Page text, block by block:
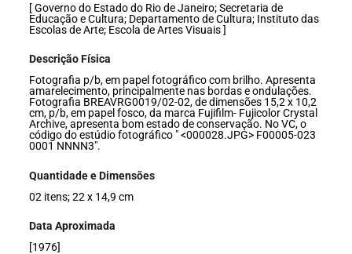
[ Governo do Estado do Rio de Janeiro; Secretaria de
Educação e Cultura; Departamento de Cultura; Instituto das
Escolas de Arte; Escola de Artes Visuais ]
Descrição Física
Fotografia p/b, em papel fotográfico com brilho. Apresenta
amarelecimento, principalmente nas bordas e ondulações.
Fotografia BREAVRG0019/02-02, de dimensões 15,2 x 10,2
cm, p/b, em papel fosco, da marca Fujifilm- Fujicolor Crystal
Archive, apresenta bom estado de conservação. No VC, o
código do estúdio fotográfico " <000028.JPG> F00005-023
0001 NNNN3".
Quantidade e Dimensões
02 itens; 22 x 14,9 cm
Data Aproximada
[1976]